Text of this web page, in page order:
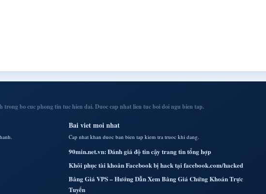
bo cuc phong tin tuc hien dai. Duoc cap nhat lien tuc boi doi ngu bien tap.
Bai viet moi nhat
Cap nhat khan duoc ban bien tap kiem tra truoc khi dang.
90min.net.vn: Đánh giá độ tin cậy trang tin tổng hợp
Khôi phục tài khoản Facebook bị hack tại facebook.com/hacked
Bảng Giá VPS – Hướng Dẫn Xem Bảng Giá Chứng Khoán Trực
Tuyến